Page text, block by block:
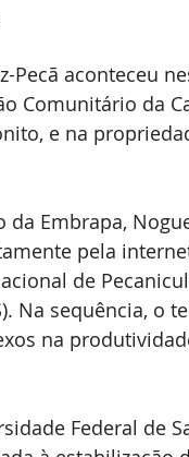
Pecã aconteceu
Comunitário da
e na
Embrapa,
pela
de
Na sequência, o
na
Federal de